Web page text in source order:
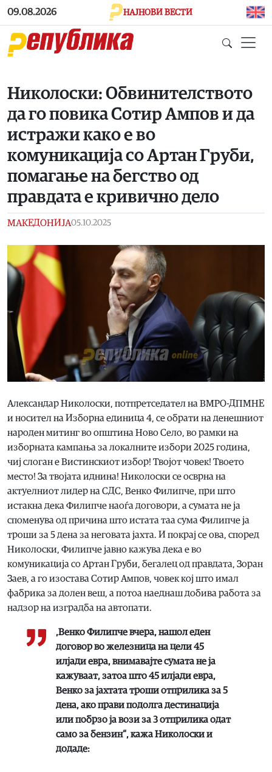
Skip to main content
09.08.2026 НАЈНОВИ ВЕСТИ
Николоски: Обвинителството
да го повика Сотир Ампов и да
истражи како е во
комуникација со Артан Груби,
помагање на бегство од
правдата е кривично дело
МАКЕДОНИЈА05.10.2025
Александар Николоски, потпретседател на ВМРО-ДПМНЕ
и носител на Изборна единица 4, се обрати на денешниот
народен митинг во општина Ново Село, во рамки на
изборната кампања за локалните избори 2025 година,
чиј слоган е Вистинскиот избор! Твојот човек! Твоето
место! За твојата иднина! Николоски се осврна на
актуелниот лидер на СДС, Венко Филипче, при што
истакна дека Филипче наоѓа договори, а сумата не ја
споменува од причина што истата таа сума Филипче ја
троши за 5 дена за неговата јахта. И покрај се ова, според
Николоски, Филипче јавно кажува дека е во
комуникација со Артан Груби, бегалец од правдата, Зоран
Заев, а го изостава Сотир Ампов, човек кој што имал
фабрика за долен веш, а потоа наеднаш добива работа за
надзор на изградба на автопати.
,Венко Филипче вчера, нашол еден
договор во железница на цели 45
илјади евра, внимавајте сумата не ја
кажуваат, затоа што 45 илјади евра,
Венко за јахтата троши отприлика за 5
дена, ако прави подолга дестинација
или побрзо ја вози за 3 отприлика одат
само за бензин“, кажа Николоски и
додаде: